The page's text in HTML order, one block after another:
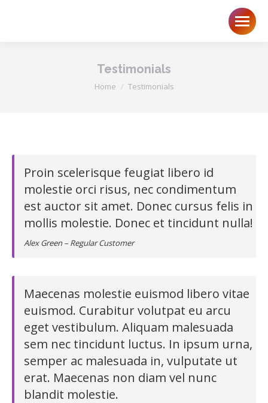
Testimonials
You are here:
Home Testimonials
Proin scelerisque feugiat libero id
molestie orci risus, nec condimentum
est auctor sit amet. Donec cursus felis in
mollis molestie. Donec et tincidunt nulla!
Alex Green – Regular Customer
Maecenas molestie euismod libero vitae
euismod. Curabitur volutpat eu arcu
eget vestibulum. Aliquam malesuada
sem nec tincidunt luctus. In ipsum urna,
semper ac malesuada in, vulputate ut
erat. Maecenas non diam vel nunc
blandit molestie.